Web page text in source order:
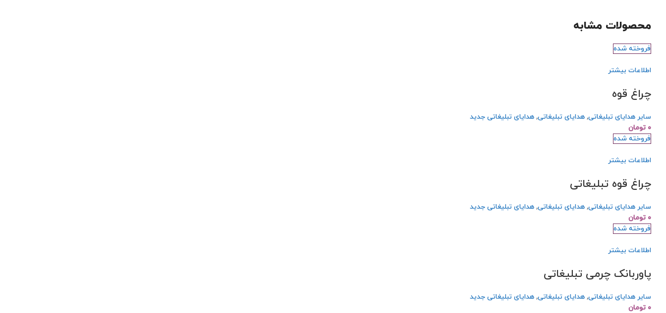
محصولات مشابه
فروخته شده
اطلاعات بیشتر
چراغ قوه
سایر هدایای تبلیغاتی, هدایای تبلیغاتی, هدایای تبلیغاتی جدید
۰ تومان
فروخته شده
اطلاعات بیشتر
چراغ قوه تبلیغاتی
سایر هدایای تبلیغاتی, هدایای تبلیغاتی, هدایای تبلیغاتی جدید
۰ تومان
فروخته شده
اطلاعات بیشتر
پاوربانک چرمی تبلیغاتی
سایر هدایای تبلیغاتی, هدایای تبلیغاتی, هدایای تبلیغاتی جدید
۰ تومان